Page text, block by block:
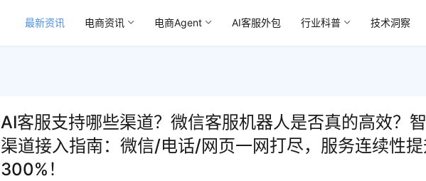
最新资讯 电商资讯 电商Agent AI客服外包 行业科普 技术洞察
AI客服支持哪些渠道？微信客服机器人是否真的高效？
渠道接入指南：微信/电话/网页一网打尽，服务连续性
300%！